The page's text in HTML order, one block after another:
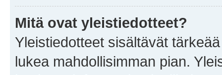
Mitä ovat yleistiedotteet?
Yleistiedotteet sisältävät
lukea mahdollisimman pian.